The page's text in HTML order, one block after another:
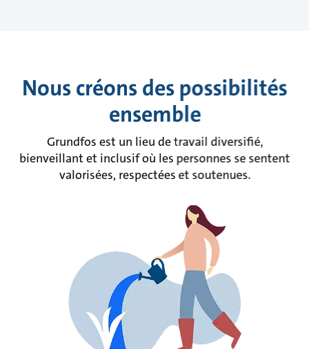
Nous créons des possibilités
ensemble
Grundfos est un lieu de travail diversifié,
bienveillant et inclusif où les personnes se sentent
valorisées, respectées et soutenues.